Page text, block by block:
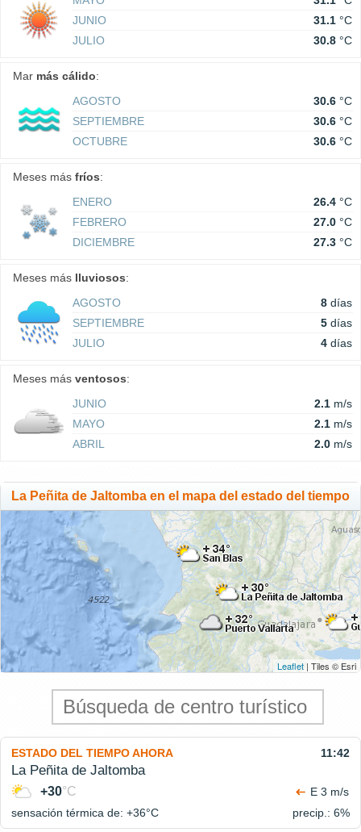
JUNIO
31.1 °C
JULIO
30.8 °C
Mar más cálido:
AGOSTO
30.6 °C
SEPTIEMBRE
30.6 °C
OCTUBRE
30.6 °C
Meses más fríos:
ENERO
26.4 °C
FEBRERO
27.0 °C
DICIEMBRE
27.3 °C
Meses más lluviosos:
AGOSTO
8 días
SEPTIEMBRE
5 días
JULIO
4 días
Meses más ventosos:
JUNIO
2.1 m/s
MAYO
2.1 m/s
ABRIL
2.0 m/s
La Peñita de Jaltomba en el mapa del estado del tiempo
Leaflet | Tiles © Esri
ESTADO DEL TIEMPO AHORA 11:42
La Peñita de Jaltomba
+30°C
E 3 m/s
sensación térmica de: +36°C precip.: 6%